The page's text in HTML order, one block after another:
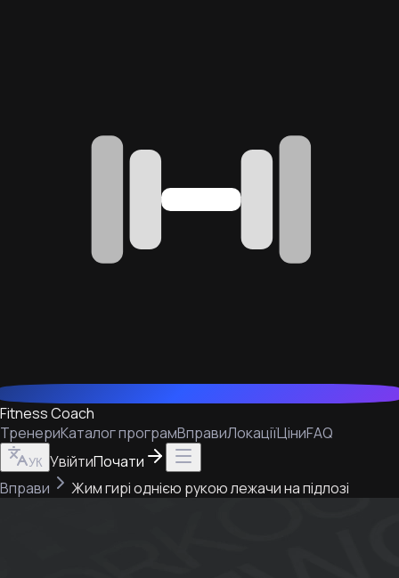
Fitness Coach
ТренериКаталог програмВправиЛокаціїЦіниFAQ
УК УвійтиПочати
Вправи
Жим гирі однією рукою лежачи на підлозі